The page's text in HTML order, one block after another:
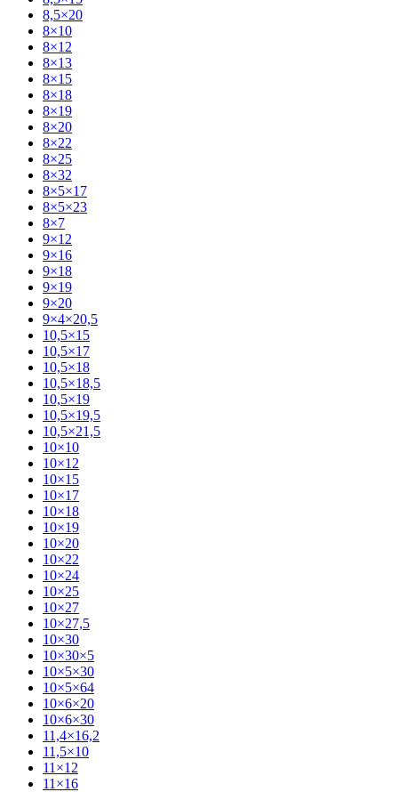
8,5×20
8×10
8×12
8×13
8×15
8×18
8×19
8×20
8×22
8×25
8×32
8×5×17
8×5×23
8×7
9×12
9×16
9×18
9×19
9×20
9×4×20,5
10,5×15
10,5×17
10,5×18
10,5×18,5
10,5×19
10,5×19,5
10,5×21,5
10×10
10×12
10×15
10×17
10×18
10×19
10×20
10×22
10×24
10×25
10×27
10×27,5
10×30
10×30×5
10×5×30
10×5×64
10×6×20
10×6×30
11,4×16,2
11,5×10
11×12
11×16